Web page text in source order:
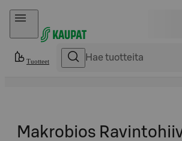
Hyppää sisältöön
Tuotteet
Makrobios